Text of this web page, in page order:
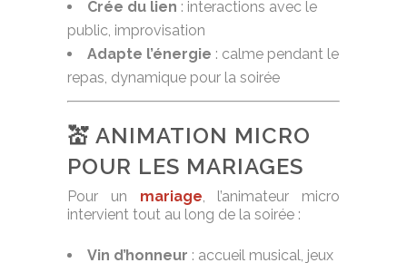
Crée du lien : interactions avec le
public, improvisation
Adapte l’énergie : calme pendant le
repas, dynamique pour la soirée
💒 ANIMATION MICRO
POUR LES MARIAGES
Pour un mariage, l’animateur micro
intervient tout au long de la soirée :
Vin d’honneur : accueil musical, jeux